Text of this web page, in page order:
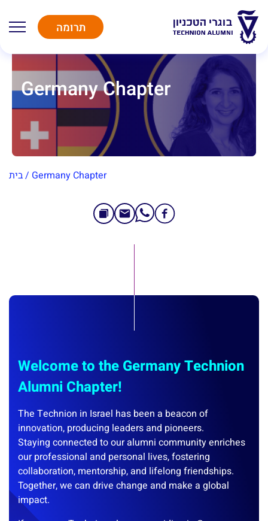
תרומה
Germany Chapter
בית/ Germany Chapter
Welcome to the Germany Technion
Alumni Chapter!
The Technion in Israel has been a beacon of
innovation, producing leaders and pioneers.
Staying connected to our alumni community enriches
our professional and personal lives, fostering
collaboration, mentorship, and lifelong friendships.
Together, we can drive change and make a global
impact.